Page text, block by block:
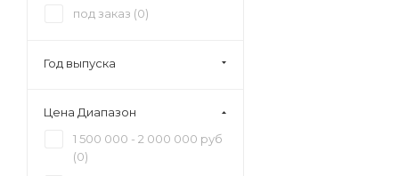
под заказ (0)
Год выпуска
Цена Диапазон
1 500 000 - 2 000 000 руб
(0)